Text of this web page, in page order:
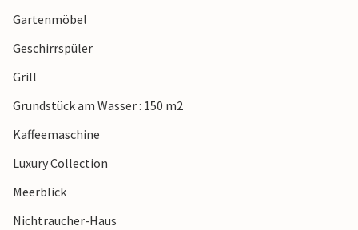
Gartenmöbel
Geschirrspüler
Grill
Grundstück am Wasser : 150 m2
Kaffeemaschine
Luxury Collection
Meerblick
Nichtraucher-Haus